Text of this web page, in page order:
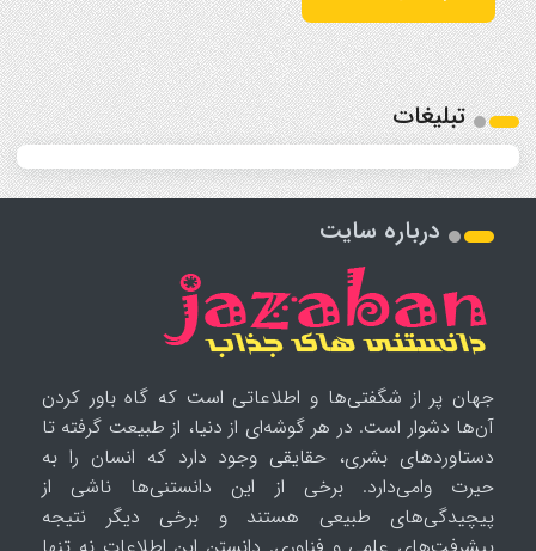
تبلیغات
درباره سایت
جهان پر از شگفتی‌ها و اطلاعاتی است که گاه باور کردن
آن‌ها دشوار است. در هر گوشه‌ای از دنیا، از طبیعت گرفته تا
دستاوردهای بشری، حقایقی وجود دارد که انسان را به
حیرت وامی‌دارد. برخی از این دانستنی‌ها ناشی از
پیچیدگی‌های طبیعی هستند و برخی دیگر نتیجه